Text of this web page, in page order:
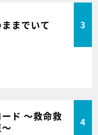
までいて 3
ド ～救命救
4